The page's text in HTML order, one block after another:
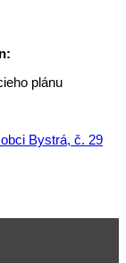
plánu
Bystrá, č. 29